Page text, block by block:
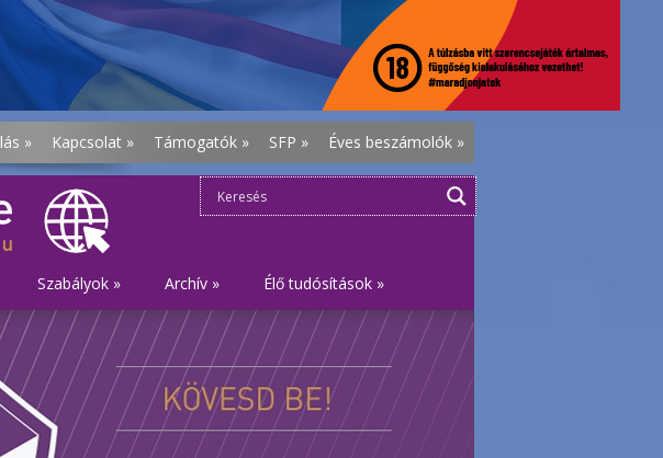
» Kapcsolat » Támogatók » SFP » Éves beszámolók »
Szabályok » Archív » Élő tudósítások »